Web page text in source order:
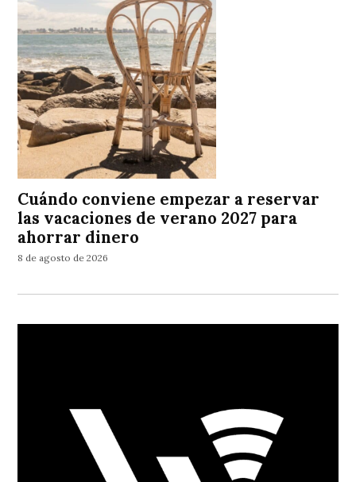
Cuándo conviene empezar a reservar
las vacaciones de verano 2027 para
ahorrar dinero
8 de agosto de 2026